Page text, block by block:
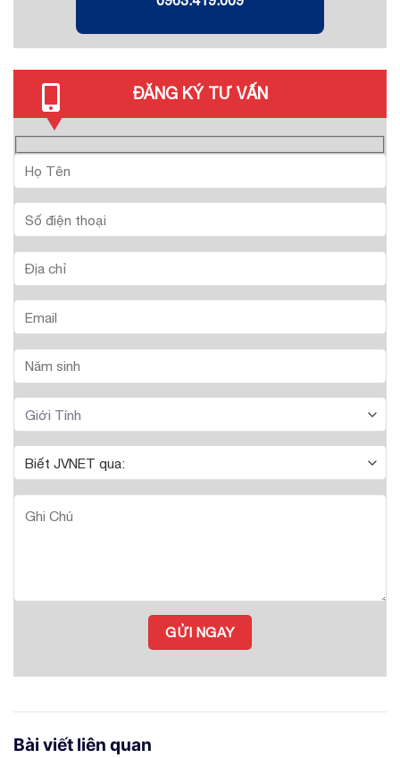
ĐĂNG KÝ TƯ VẤN
Bài viết liên quan